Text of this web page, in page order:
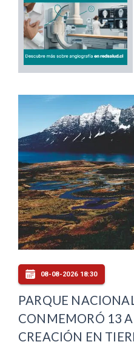
08-08-2026 18:30
PARQUE
CONMEMORÓ 13
CREACIÓN EN